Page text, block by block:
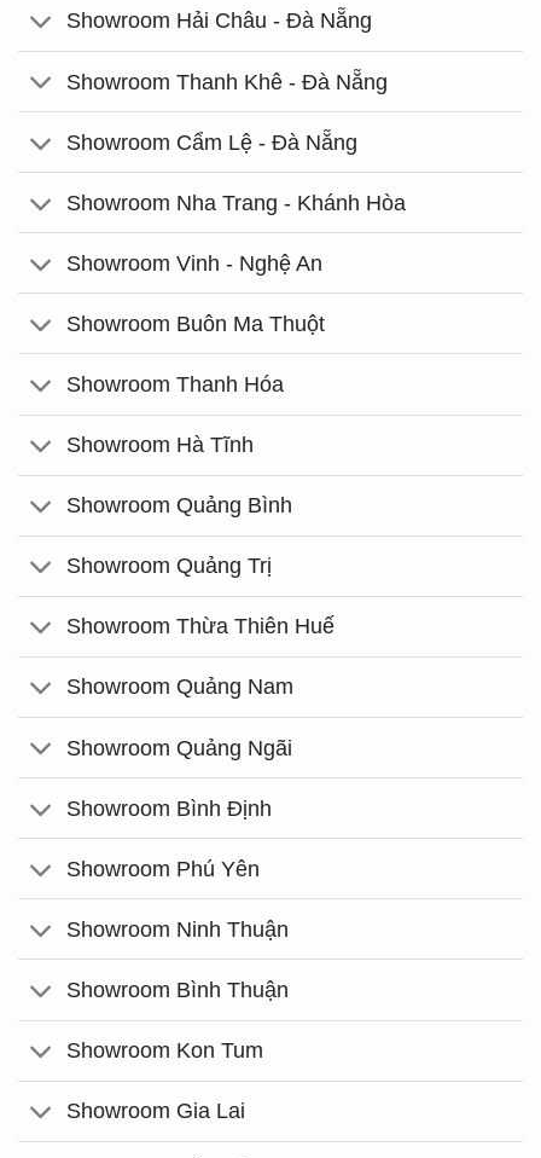
Showroom Hải Châu - Đà Nẵng
Showroom Thanh Khê - Đà Nẵng
Showroom Cẩm Lệ - Đà Nẵng
Showroom Nha Trang - Khánh Hòa
Showroom Vinh - Nghệ An
Showroom Buôn Ma Thuột
Showroom Thanh Hóa
Showroom Hà Tĩnh
Showroom Quảng Bình
Showroom Quảng Trị
Showroom Thừa Thiên Huế
Showroom Quảng Nam
Showroom Quảng Ngãi
Showroom Bình Định
Showroom Phú Yên
Showroom Ninh Thuận
Showroom Bình Thuận
Showroom Kon Tum
Showroom Gia Lai